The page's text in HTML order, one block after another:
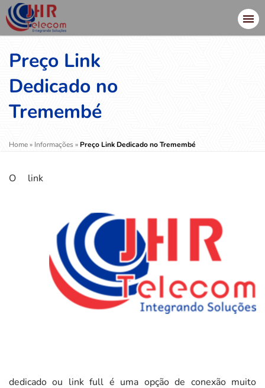
Preço Link
Dedicado no
Tremembé
Home» Informações » Preço Link Dedicado no Tremembé
O link
dedicado ou link full é uma opção de conexão muito